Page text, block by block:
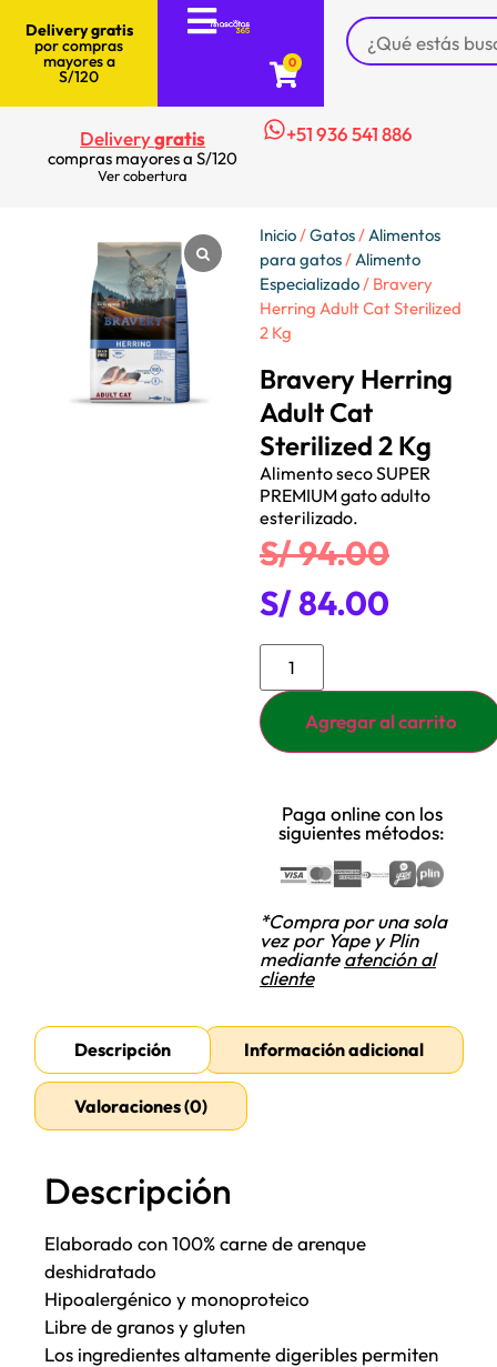
Delivery gratis
por compras
mayores a
S/120
0
Deliverygratis
compras mayores a S/120
Ver cobertura
+51 936 541 886
Inicio/Gatos/Alimentos
para gatos/Alimento
Especializado/ Bravery
Herring Adult Cat Sterilized
2 Kg
Bravery Herring
Adult Cat
Sterilized 2 Kg
Alimento seco SUPER
PREMIUM gato adulto
esterilizado.
S/94.00
S/84.00
Agregar al carrito
Paga online con los
siguientes métodos:
*Compra por una sola
vez por Yape y Plin
medianteatención al
cliente
Descripción Información adicional
Valoraciones (0)
Descripción
Elaborado con 100% carne de arenque
deshidratado
Hipoalergénico y monoproteico
Libre de granos y gluten
Los ingredientes altamente digeribles permiten